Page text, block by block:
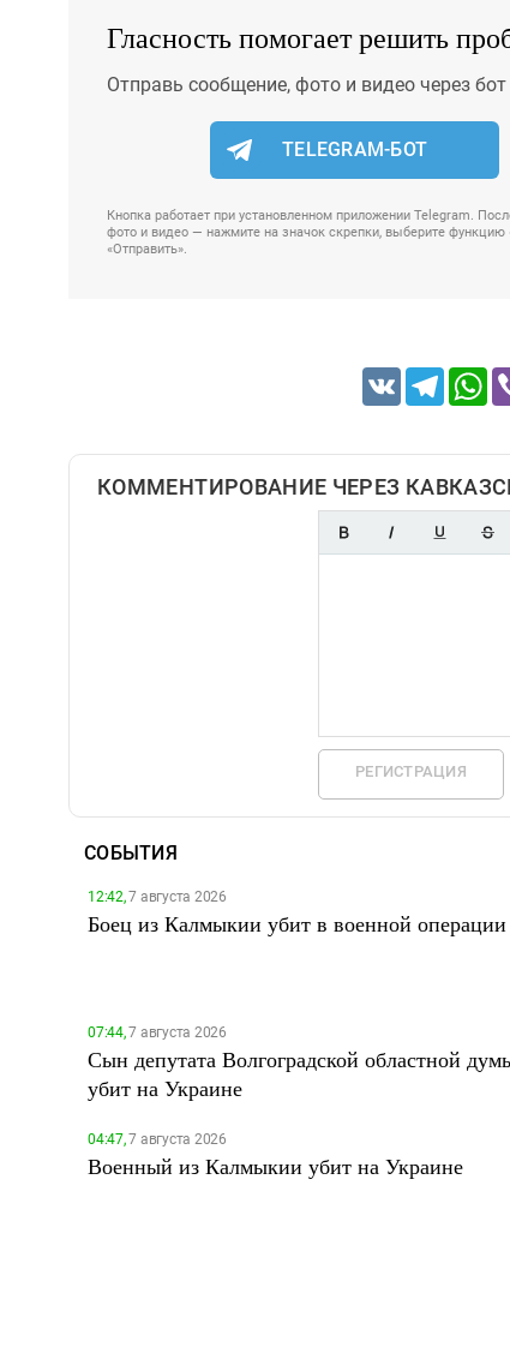
Гласность помогает решить
Отправь сообщение, фото и видео через
TELEGRAM-БОТ
Кнопка работает при установленном приложении Telegram.
фото и видео — нажмите на значок скрепки, выберите функцию
«Отправить».
VK
КОММЕНТИРОВАНИЕ ЧЕРЕЗ
РЕГИСТРАЦИЯ
СОБЫТИЯ
12:42,7 августа 2026
Боец из Калмыкии убит в военной операции
07:44,7 августа 2026
Сын депутата Волгоградской областной
убит на Украине
04:47,7 августа 2026
Военный из Калмыкии убит на Украине